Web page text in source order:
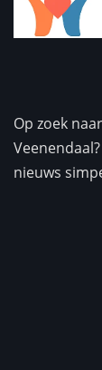
Op zoek
nieuws